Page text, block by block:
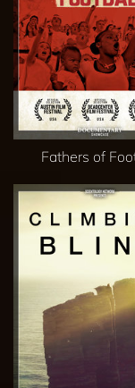
Fathers of